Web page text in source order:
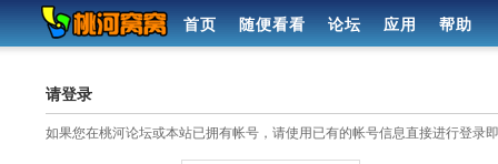
首页 随便看看 论坛 应用 帮助
请登录
如果您在桃河论坛或本站已拥有帐号，请使用已有的帐号信息直接进行登录